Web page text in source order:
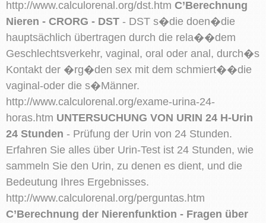
http://www.calculorenal.org/dst.htm C’Berechnung
Nieren - CRORG - DST - DST s�die doen�die
hauptsächlich übertragen durch die rela��dem
Geschlechtsverkehr, vaginal, oral oder anal, durch�s
Kontakt der �rg�den sex mit dem schmiert��die
vaginal-oder die s�Männer.
http://www.calculorenal.org/exame-urina-24-
horas.htm UNTERSUCHUNG VON URIN 24 H-Urin
24 Stunden - Prüfung der Urin von 24 Stunden.
Erfahren Sie alles über Urin-Test ist 24 Stunden, wie
sammeln Sie den Urin, zu denen es dient, und die
Bedeutung Ihres Ergebnisses.
http://www.calculorenal.org/perguntas.htm
C’Berechnung der Nierenfunktion - Fragen über